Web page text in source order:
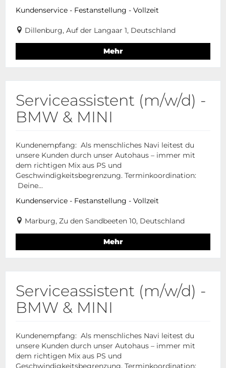
Kundenservice - Festanstellung - Vollzeit
Dillenburg, Auf der Langaar 1, Deutschland
Mehr
Serviceassistent (m/w/d) -
BMW & MINI
Kundenempfang: Als menschliches Navi leitest du
unsere Kunden durch unser Autohaus – immer mit
dem richtigen Mix aus PS und
Geschwindigkeitsbegrenzung. Terminkoordination:
Deine...
Kundenservice - Festanstellung - Vollzeit
Marburg, Zu den Sandbeeten 10, Deutschland
Mehr
Serviceassistent (m/w/d) -
BMW & MINI
Kundenempfang: Als menschliches Navi leitest du
unsere Kunden durch unser Autohaus – immer mit
dem richtigen Mix aus PS und
Geschwindigkeitsbegrenzung. Terminkoordination: